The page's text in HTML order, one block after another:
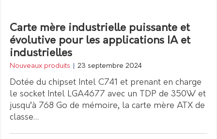
Carte mère industrielle puissante et
évolutive pour les applications IA et
industrielles
Nouveaux produits 23 septembre 2024
Dotée du chipset Intel C741 et prenant en charge
le socket Intel LGA4677 avec un TDP de 350W et
jusqu’à 768 Go de mémoire, la carte mère ATX de
classe…